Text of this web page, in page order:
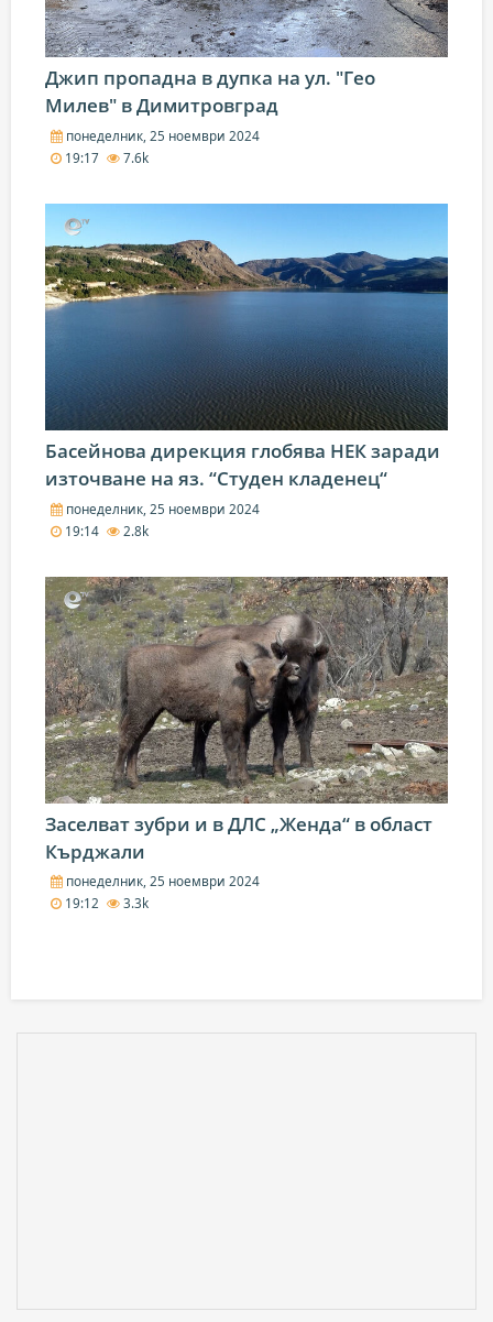
Джип пропадна в дупка на ул. "Гео
Милев" в Димитровград
понеделник, 25 ноември 2024
19:17
7.6k
Басейнова дирекция глобява НЕК заради
източване на яз. “Студен кладенец“
понеделник, 25 ноември 2024
19:14
2.8k
Заселват зубри и в ДЛС „Женда“ в област
Кърджали
понеделник, 25 ноември 2024
19:12
3.3k